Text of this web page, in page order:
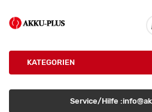
KATEGORIEN
Service/Hilfe